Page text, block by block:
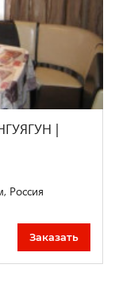
|
Россия
Заказать